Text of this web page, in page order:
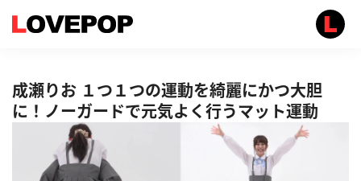
成瀬りお １つ１つの運動を綺麗にかつ大胆
に！ノーガードで元気よく行うマット運動